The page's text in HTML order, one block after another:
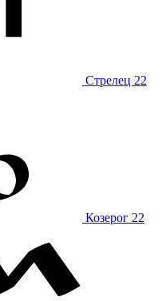
Стрелец 22
Козерог 22